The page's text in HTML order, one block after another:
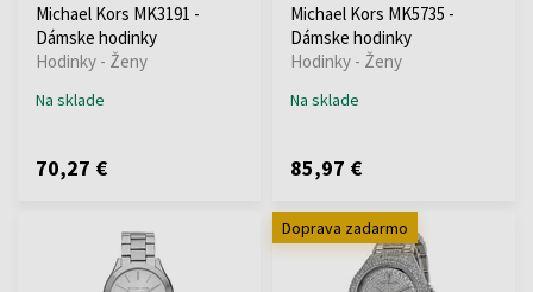
Michael Kors MK3191 -
Dámske hodinky
Hodinky - Ženy
Na sklade
70,27 €
Michael Kors MK5735 -
Dámske hodinky
Hodinky - Ženy
Na sklade
85,97 €
Doprava zadarmo